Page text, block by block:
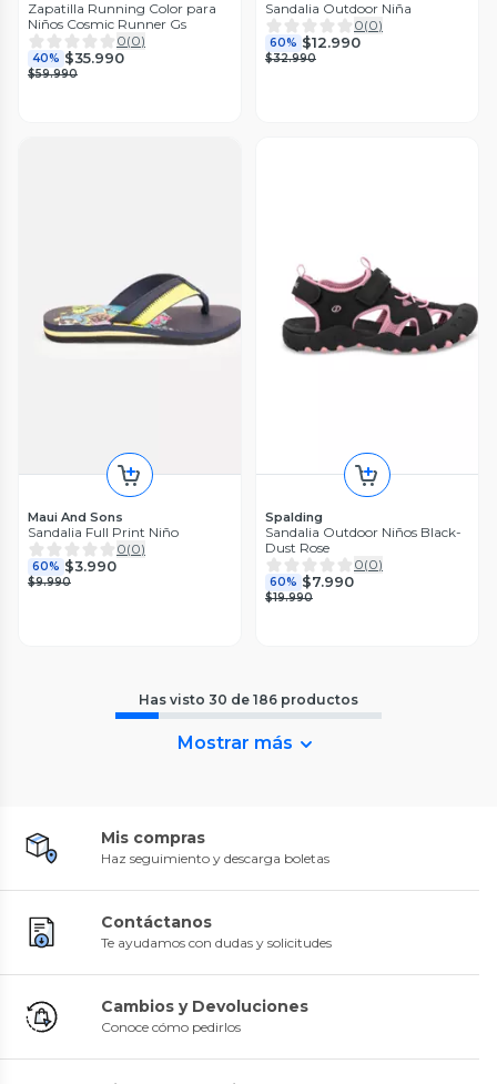
Zapatilla Running Color para
Niños Cosmic Runner Gs
0(0)
40% $35.990
$59.990
Sandalia Outdoor Niña
0(0)
60% $12.990
$32.990
Maui And Sons
Sandalia Full Print Niño
0(0)
60% $3.990
$9.990
Spalding
Sandalia Outdoor Niños Black-
Dust Rose
0(0)
60% $7.990
$19.990
Has visto 30 de 186 productos
Mostrar más
Mis compras
Haz seguimiento y descarga boletas
Contáctanos
Te ayudamos con dudas y solicitudes
Cambios y Devoluciones
Conoce cómo pedirlos